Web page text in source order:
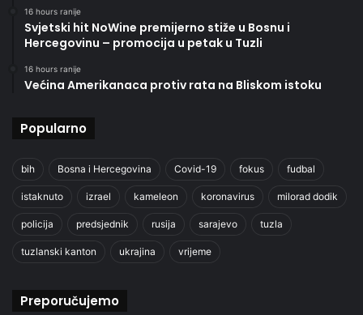
16 hours ranije
Svjetski hit NoWine premijerno stiže u Bosnu i
Hercegovinu – promocija u petak u Tuzli
16 hours ranije
Većina Amerikanaca protiv rata na Bliskom istoku
Popularno
bih Bosna i Hercegovina Covid-19 fokus fudbal
istaknuto izrael kameleon koronavirus milorad dodik
policija predsjednik rusija sarajevo tuzla
tuzlanski kanton ukrajina vrijeme
Preporučujemo